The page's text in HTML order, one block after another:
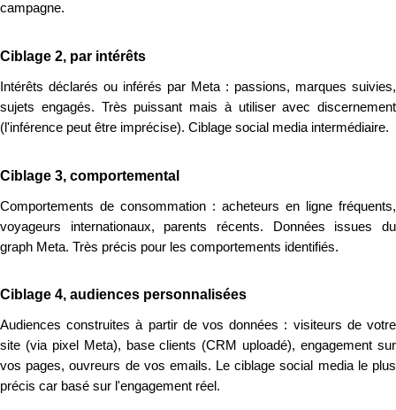
campagne.
Ciblage 2, par intérêts
Intérêts déclarés ou inférés par Meta : passions, marques suivies,
sujets engagés. Très puissant mais à utiliser avec discernement
(l'inférence peut être imprécise). Ciblage social media intermédiaire.
Ciblage 3, comportemental
Comportements de consommation : acheteurs en ligne fréquents,
voyageurs internationaux, parents récents. Données issues du
graph Meta. Très précis pour les comportements identifiés.
Ciblage 4, audiences personnalisées
Audiences construites à partir de vos données : visiteurs de votre
site (via pixel Meta), base clients (CRM uploadé), engagement sur
vos pages, ouvreurs de vos emails. Le ciblage social media le plus
précis car basé sur l'engagement réel.